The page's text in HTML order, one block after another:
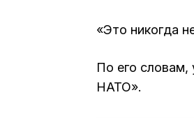
«Это никогда
По его словам,
НАТО».